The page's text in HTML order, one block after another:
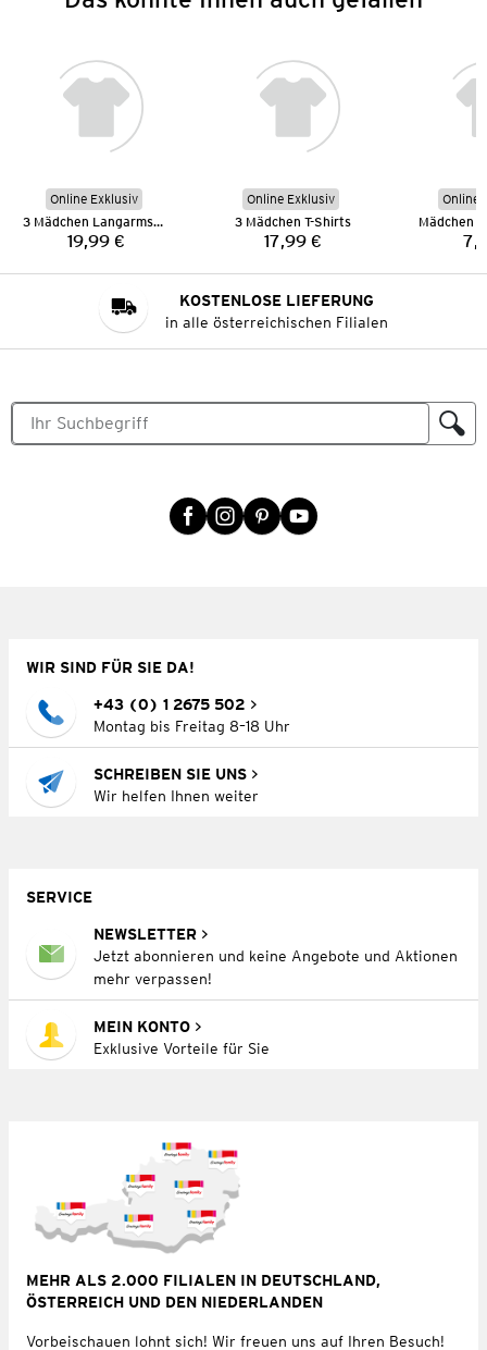
Online Exklusiv
3 Mädchen Langarmshirts
Preis:
19,99 €
Online Exklusiv
3 Mädchen T-Shirts
Preis:
17,99 €
Online
Mädchen
KOSTENLOSE LIEFERUNG
in alle österreichischen Filialen
WIR SIND FÜR SIE DA!
+43 (0) 1 2675 502
Montag bis Freitag 8–18 Uhr
SCHREIBEN SIE UNS
Wir helfen Ihnen weiter
SERVICE
NEWSLETTER
Jetzt abonnieren und keine Angebote und Aktionen
mehr verpassen!
MEIN KONTO
Exklusive Vorteile für Sie
MEHR ALS 2.000 FILIALEN IN DEUTSCHLAND,
ÖSTERREICH UND DEN NIEDERLANDEN
Vorbeischauen lohnt sich! Wir freuen uns auf Ihren Besuch!